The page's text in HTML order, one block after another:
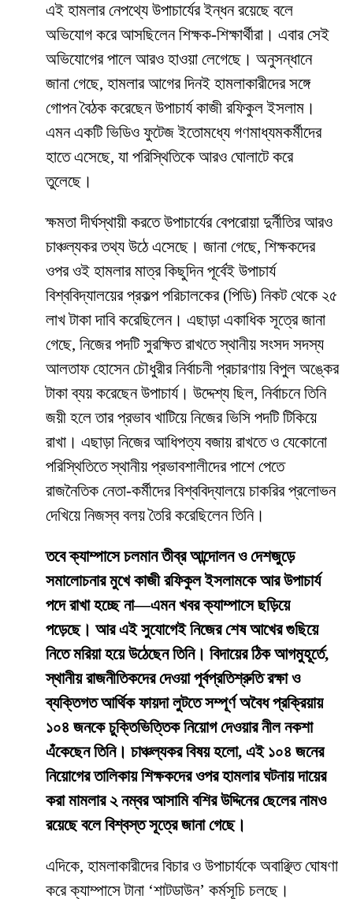
এই হামলার নেপথ্যে উপাচার্যের ইন্ধন রয়েছে বলে
অভিযোগ করে আসছিলেন শিক্ষক-শিক্ষার্থীরা। এবার সেই
অভিযোগের পালে আরও হাওয়া লেগেছে। অনুসন্ধানে
জানা গেছে, হামলার আগের দিনই হামলাকারীদের সঙ্গে
গোপন বৈঠক করেছেন উপাচার্য কাজী রফিকুল ইসলাম।
এমন একটি ভিডিও ফুটেজ ইতোমধ্যে গণমাধ্যমকর্মীদের
হাতে এসেছে, যা পরিস্থিতিকে আরও ঘোলাটে করে
তুলেছে।
​ক্ষমতা দীর্ঘস্থায়ী করতে উপাচার্যের বেপরোয়া দুর্নীতির আরও
চাঞ্চল্যকর তথ্য উঠে এসেছে। জানা গেছে, শিক্ষকদের
ওপর ওই হামলার মাত্র কিছুদিন পূর্বেই উপাচার্য
বিশ্ববিদ্যালয়ের প্রকল্প পরিচালকের (পিডি) নিকট থেকে ২৫
লাখ টাকা দাবি করেছিলেন। এছাড়া একাধিক সূত্রে জানা
গেছে, নিজের পদটি সুরক্ষিত রাখতে স্থানীয় সংসদ সদস্য
আলতাফ হোসেন চৌধুরীর নির্বাচনী প্রচারণায় বিপুল অঙ্কের
টাকা ব্যয় করেছেন উপাচার্য। উদ্দেশ্য ছিল, নির্বাচনে তিনি
জয়ী হলে তার প্রভাব খাটিয়ে নিজের ভিসি পদটি টিকিয়ে
রাখা। এছাড়া নিজের আধিপত্য বজায় রাখতে ও যেকোনো
পরিস্থিতিতে স্থানীয় প্রভাবশালীদের পাশে পেতে
রাজনৈতিক নেতা-কর্মীদের বিশ্ববিদ্যালয়ে চাকরির প্রলোভন
দেখিয়ে নিজস্ব বলয় তৈরি করেছিলেন তিনি।
তবে ক্যাম্পাসে চলমান তীব্র আন্দোলন ও দেশজুড়ে
সমালোচনার মুখে কাজী রফিকুল ইসলামকে আর উপাচার্য
পদে রাখা হচ্ছে না—এমন খবর ক্যাম্পাসে ছড়িয়ে
পড়েছে। আর এই সুযোগেই নিজের শেষ আখের গুছিয়ে
নিতে মরিয়া হয়ে উঠেছেন তিনি। বিদায়ের ঠিক আগমুহূর্তে,
স্থানীয় রাজনীতিকদের দেওয়া পূর্বপ্রতিশ্রুতি রক্ষা ও
ব্যক্তিগত আর্থিক ফায়দা লুটতে সম্পূর্ণ অবৈধ প্রক্রিয়ায়
১০৪ জনকে চুক্তিভিত্তিক নিয়োগ দেওয়ার নীল নকশা
এঁকেছেন তিনি। চাঞ্চল্যকর বিষয় হলো, এই ১০৪ জনের
নিয়োগের তালিকায় শিক্ষকদের ওপর হামলার ঘটনায় দায়ের
করা মামলার ২ নম্বর আসামি বশির উদ্দিনের ছেলের নামও
রয়েছে বলে বিশ্বস্ত সূত্রে জানা গেছে।
​এদিকে, হামলাকারীদের বিচার ও উপাচার্যকে অবাঞ্ছিত ঘোষণা
করে ক্যাম্পাসে টানা ‘শাটডাউন’ কর্মসূচি চলছে।